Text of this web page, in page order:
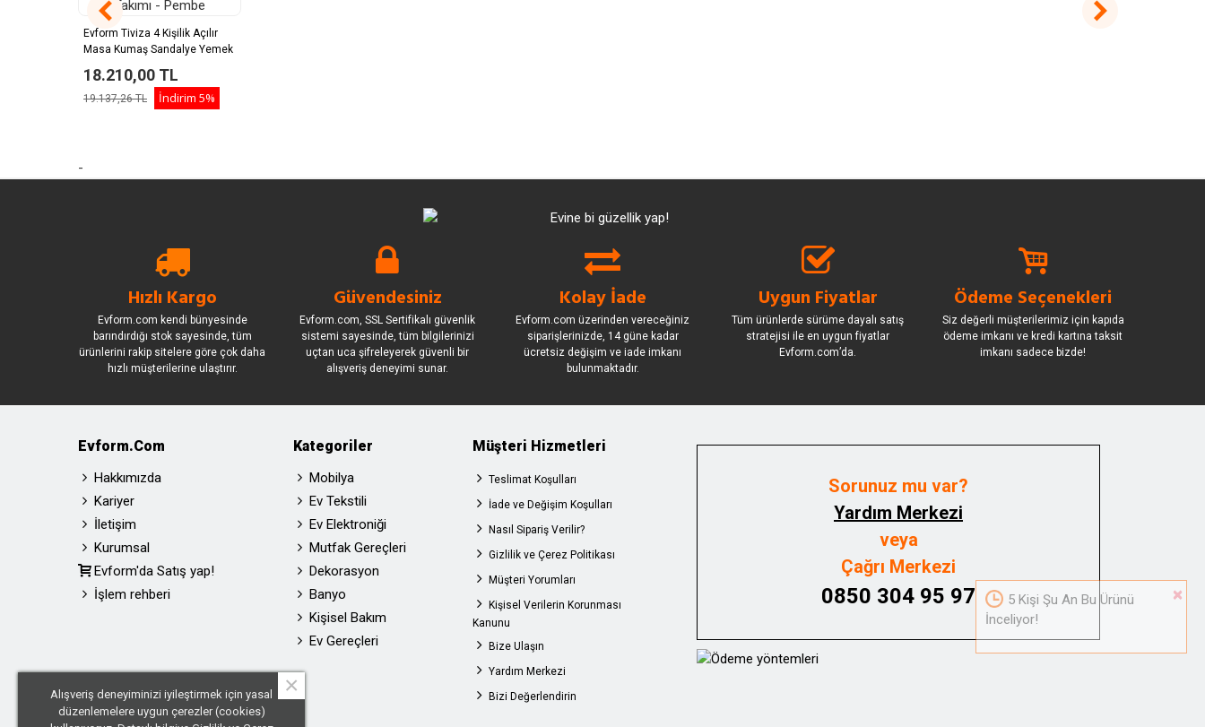
Evform Tiviza 4 Kişilik Açılır
Masa Kumaş Sandalye Yemek
18.210,00 TL
19.137,26 TL İndirim 5%
-
Hızlı Kargo
Evform.com kendi bünyesinde
barındırdığı stok sayesinde, tüm
ürünlerini rakip sitelere göre çok daha
hızlı müşterilerine ulaştırır.
Güvendesiniz
Evform.com, SSL Sertifikalı güvenlik
sistemi sayesinde, tüm bilgilerinizi
uçtan uca şifreleyerek güvenli bir
alışveriş deneyimi sunar.
Kolay İade
Evform.com üzerinden vereceğiniz
siparişlerinizde, 14 güne kadar
ücretsiz değişim ve iade imkanı
bulunmaktadır.
Uygun Fiyatlar
Tüm ürünlerde sürüme dayalı satış
stratejisi ile en uygun fiyatlar
Evform.com’da.
Ödeme Seçenekleri
Siz değerli müşterilerimiz için kapıda
ödeme imkanı ve kredi kartına taksit
imkanı sadece bizde!
Evform.com
Hakkımızda
Kariyer
İletişim
Kurumsal
Evform'da Satış yap!
İşlem rehberi
Kategoriler
Mobilya
Ev Tekstili
Ev Elektroniği
Mutfak Gereçleri
Dekorasyon
Banyo
Kişisel Bakım
Ev Gereçleri
Müşteri Hizmetleri
Teslimat Koşulları
İade ve Değişim Koşulları
Nasıl Sipariş Verilir?
Gizlilik ve Çerez Politikası
Müşteri Yorumları
Kişisel Verilerin Korunması
Kanunu
Bize Ulaşın
Yardım Merkezi
Bizi Değerlendirin
Sorunuz mu var?
Yardım Merkezi
veya
Çağrı Merkezi
0850 304 95 97
Alışveriş deneyiminizi iyileştirmek için yasal
düzenlemelere uygun çerezler (cookies)
×